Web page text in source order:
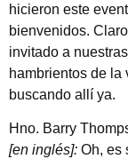
hicieron este
bienvenidos.
invitado a
hambrientos de la
buscando allí ya.
Hno. Barry
[en inglés]: Oh, es